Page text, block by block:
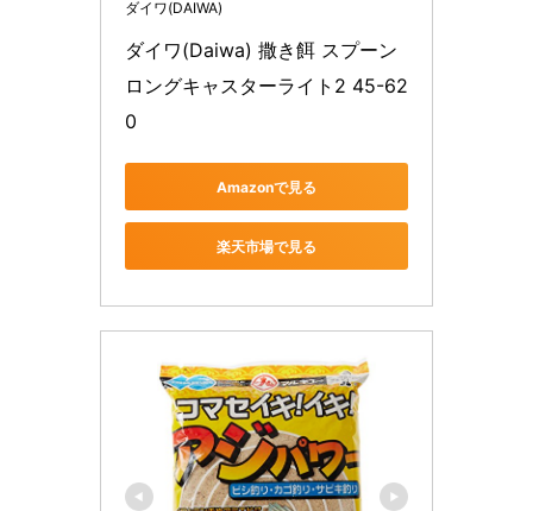
ダイワ(DAIWA)
ダイワ(Daiwa) 撒き餌 スプーン
ロングキャスターライト2 45-62
0
Amazonで見る
楽天市場で見る